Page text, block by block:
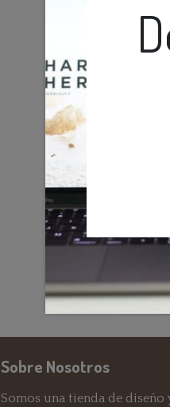
Sobre Nosotros
Somos una tienda de diseño